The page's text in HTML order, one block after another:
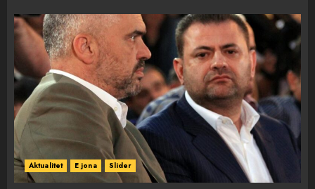
Aktualitet E jona Slider